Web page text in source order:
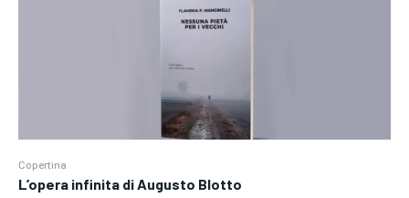
Copertina
L’opera infinita di Augusto Blotto